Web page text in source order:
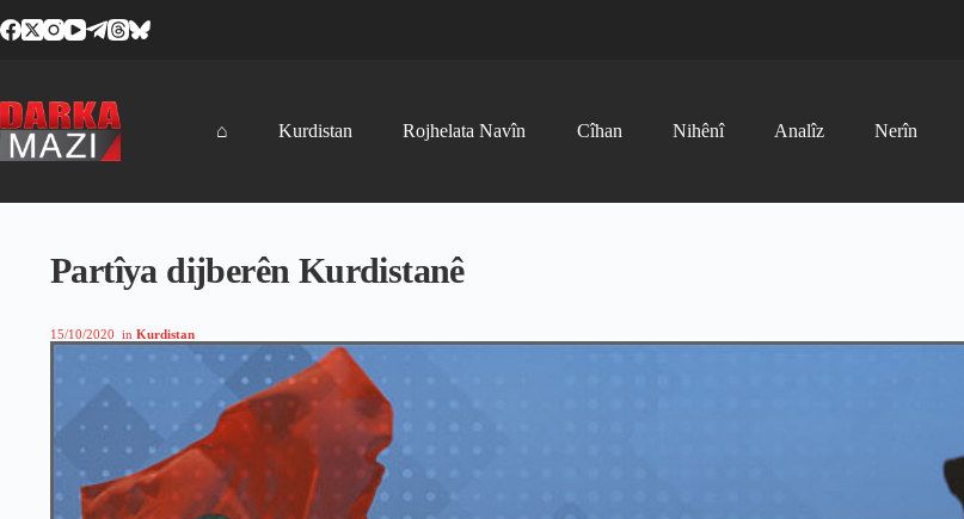
to
⌂ Kurdistan Rojhelata Navîn Cîhan Nihênî Analîz Nerîn
Partîya dijberên Kurdistanê
15/10/2020 in Kurdistan